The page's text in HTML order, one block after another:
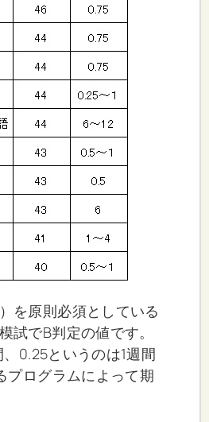
を原則必須としている
試でB判定の値です。
0.25というのは1週間
プログラムによって期